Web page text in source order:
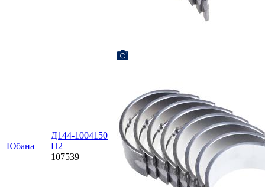
Юбана
Д144-1004150
Н2
107539